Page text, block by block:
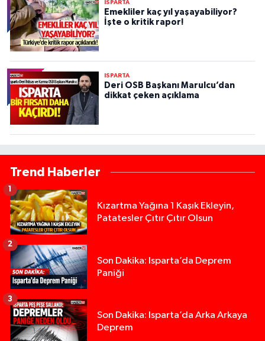
ISPARTA
Emekliler kaç yıl yaşayabiliyor?
İşte o kritik rapor!
ISPARTA
Deri OSB Başkanı Marulcu’dan
dikkat çeken açıklama
Trend Haberler
Kızartma Yağına 1 Kaşık Ekleyin,
Patatesler Çıtır Çıtır Olsun
1
Son Dakika: Isparta’da Deprem
Paniği
2
Son Dakika: Isparta’da Arka Arkaya
Deprem
3